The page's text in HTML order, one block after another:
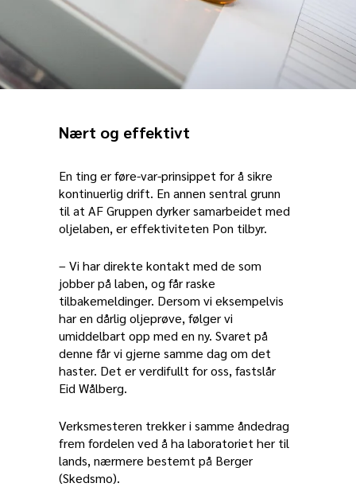
En ting er føre-var-prinsippet for å sikre
kontinuerlig drift. En annen sentral grunn
til at AF Gruppen dyrker samarbeidet med
oljelaben, er effektiviteten Pon tilbyr.
– Vi har direkte kontakt med de som
jobber på laben, og får raske
tilbakemeldinger. Dersom vi eksempelvis
har en dårlig oljeprøve, følger vi
umiddelbart opp med en ny. Svaret på
denne får vi gjerne samme dag om det
haster. Det er verdifullt for oss, fastslår
Eid Wålberg.
Verksmesteren trekker i samme åndedrag
frem fordelen ved å ha laboratoriet her til
lands, nærmere bestemt på Berger
(Skedsmo).
Nært og effektivt